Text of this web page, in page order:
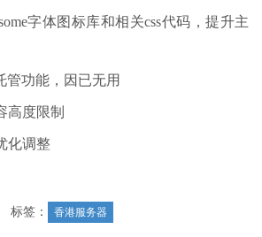
字体图标库和相关css代码，提升主
管功能，因已无用
高度限制
化调整
标签： 香港服务器